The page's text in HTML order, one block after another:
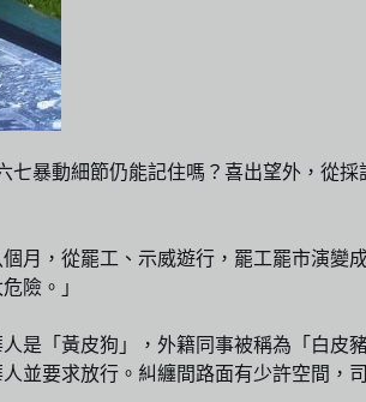
暴動細節仍能記住嗎？喜出望外，從
月，從罷工、示威遊行，罷工罷市演變
險。」
是「黃皮狗」，外籍同事被稱為「白皮
並要求放行。糾纏間路面有少許空間，